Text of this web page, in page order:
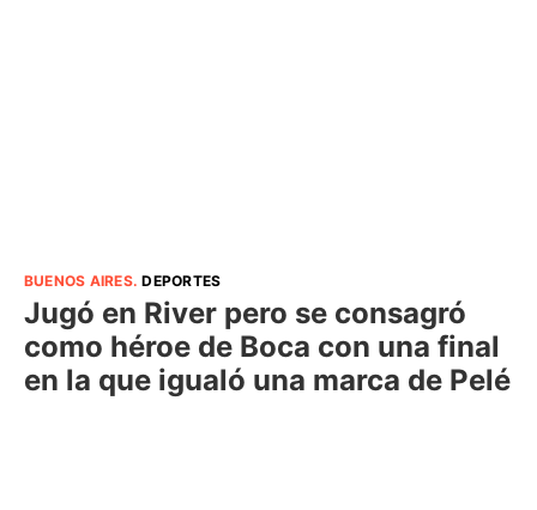
BUENOS AIRES.DEPORTES
Jugó en River pero se consagró
como héroe de Boca con una final
en la que igualó una marca de Pelé